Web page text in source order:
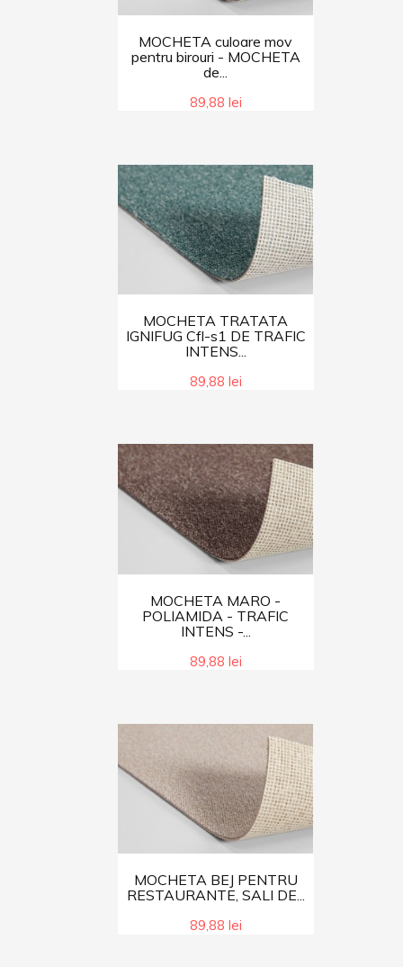
MOCHETA culoare mov
pentru birouri - MOCHETA
de...
89,88 lei
MOCHETA TRATATA
IGNIFUG Cfl-s1 DE TRAFIC
INTENS...
89,88 lei
MOCHETA MARO -
POLIAMIDA - TRAFIC
INTENS -...
89,88 lei
MOCHETA BEJ PENTRU
RESTAURANTE, SALI DE...
89,88 lei